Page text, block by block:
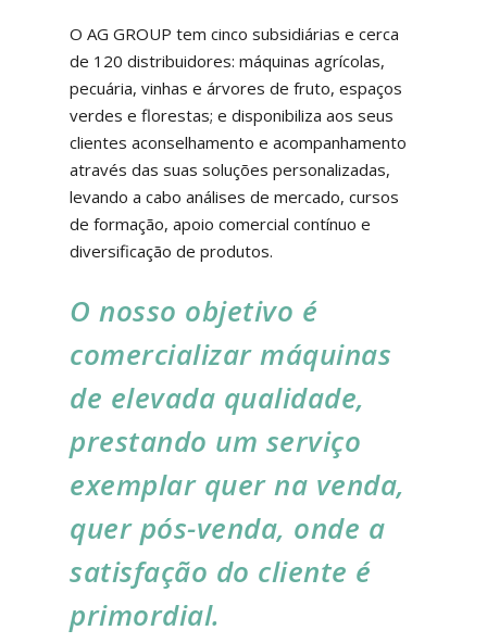
O AG GROUP tem cinco subsidiárias e cerca
de 120 distribuidores: máquinas agrícolas,
pecuária, vinhas e árvores de fruto, espaços
verdes e florestas; e disponibiliza aos seus
clientes aconselhamento e acompanhamento
através das suas soluções personalizadas,
levando a cabo análises de mercado, cursos
de formação, apoio comercial contínuo e
diversificação de produtos.
O nosso objetivo é
comercializar máquinas
de elevada qualidade,
prestando um serviço
exemplar quer na venda,
quer pós-venda, onde a
satisfação do cliente é
primordial.